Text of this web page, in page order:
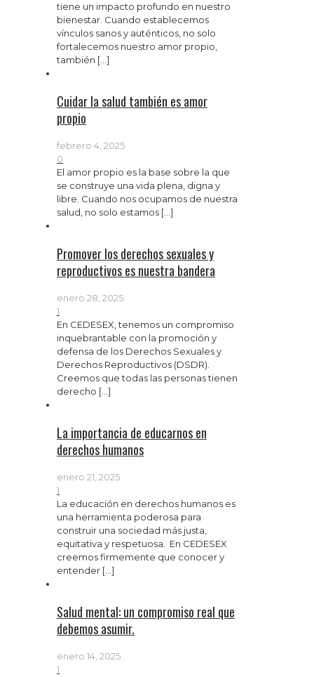
tiene un impacto profundo en nuestro
bienestar. Cuando establecemos
vínculos sanos y auténticos, no solo
fortalecemos nuestro amor propio,
también […]
Cuidar la salud también es amor
propio
febrero 4, 2025
0
El amor propio es la base sobre la que
se construye una vida plena, digna y
libre. Cuando nos ocupamos de nuestra
salud, no solo estamos […]
Promover los derechos sexuales y
reproductivos es nuestra bandera
enero 28, 2025
1
En CEDESEX, tenemos un compromiso
inquebrantable con la promoción y
defensa de los Derechos Sexuales y
Derechos Reproductivos (DSDR).
Creemos que todas las personas tienen
derecho […]
La importancia de educarnos en
derechos humanos
enero 21, 2025
1
La educación en derechos humanos es
una herramienta poderosa para
construir una sociedad más justa,
equitativa y respetuosa. En CEDESEX
creemos firmemente que conocer y
entender […]
Salud mental: un compromiso real que
debemos asumir.
enero 14, 2025
1